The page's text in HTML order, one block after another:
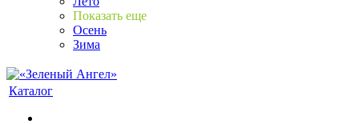
Показать еще
Осень
Зима
Каталог